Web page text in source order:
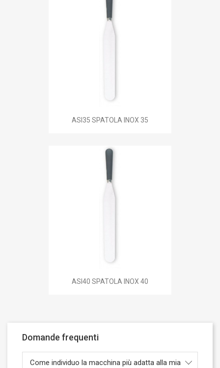
ASI35 SPATOLA INOX 35
ASI40 SPATOLA INOX 40
Domande frequenti
Come individuo la macchina più adatta alla mia